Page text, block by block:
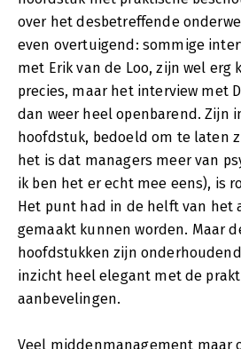
over het desbetreffende
even overtuigend: sommige
met Erik van de Loo, zijn wel erg
precies, maar het interview met
dan weer heel openbarend. Zijn
hoofdstuk, bedoeld om te laten
het is dat managers meer van
ik ben het er echt mee eens), is
Het punt had in de helft van het
gemaakt kunnen worden. Maar
hoofdstukken zijn
inzicht heel elegant met de
aanbevelingen.
Veel middenmanagement maar